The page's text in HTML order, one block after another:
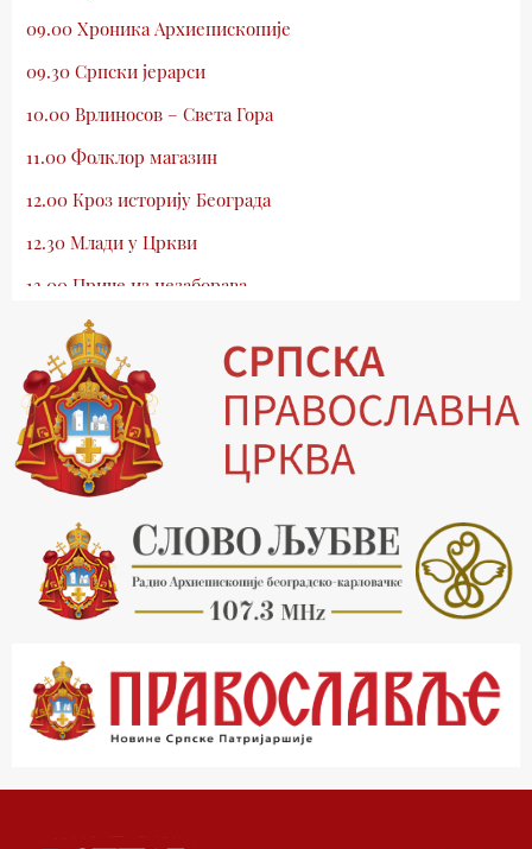
09.00 Хроника Архиепископије
09.30 Српски јерарси
10.00 Врлиносов – Света Гора
11.00 Фолклор магазин
12.00 Кроз историју Београда
12.30 Млади у Цркви
13.00 Приче из незаборава
13.30 Храм културе
14.00 Питања и одговори
15.03 Беседа Патријарха Порфирија
15.15 Молитве
15.30 Манастири на Косову и Метохији
16.03 Српска историјска читанка
16.30 Тврђаве Дунава
17.03 Бит – емисија Ненада Гугла
17.30 Приче из незаборава
18.03 Врлинослов